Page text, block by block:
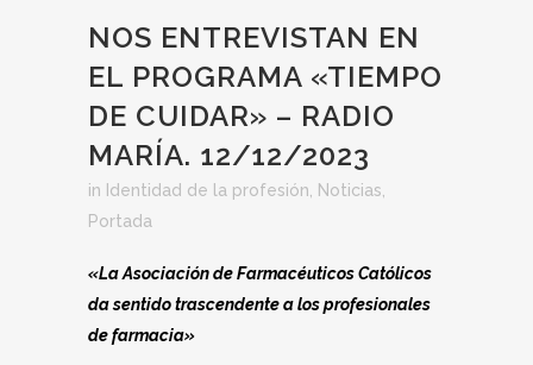
NOS ENTREVISTAN EN
EL PROGRAMA «TIEMPO
DE CUIDAR» – RADIO
MARÍA. 12/12/2023
in Identidad de la profesión Noticias
Portada
«La Asociación de Farmacéuticos Católicos
da sentido trascendente a los profesionales
de farmacia»